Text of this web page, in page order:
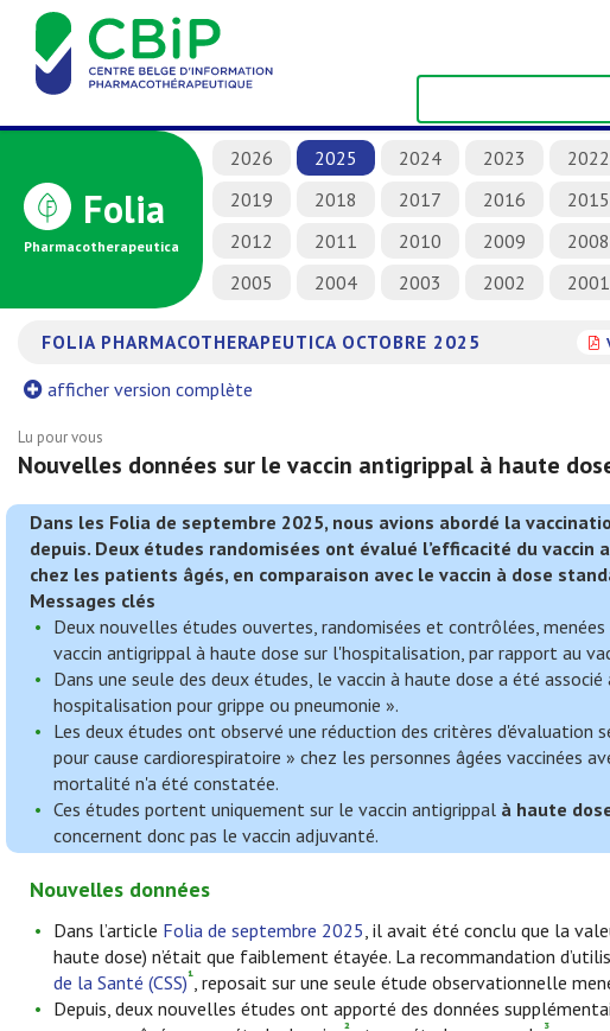
Folia
Pharmacotherapeutica
2026 2025 2024 2023 2022
2019
2018 2017 2016 2015
2012
2011 2010 2009 2008
2005
2004 2003 2002 2001
FOLIA PHARMACOTHERAPEUTICA OCTOBRE 2025
afficher version complète
Lu pour vous
Nouvelles données sur le vaccin antigrippal à haute
Dans les Folia de septembre 2025, nous avions abordé la
depuis. Deux études randomisées ont évalué l’efficacité du
chez les patients âgés, en comparaison avec le vaccin à dose
Messages clés
Deux nouvelles études ouvertes, randomisées et contrôlées,
vaccin antigrippal à haute dose sur l'hospitalisation, par rapport au
Dans une seule des deux études, le vaccin à haute dose a été
hospitalisation pour grippe ou pneumonie ».
Les deux études ont observé une réduction des critères
pour cause cardiorespiratoire » chez les personnes âgées vaccinées
mortalité n'a été constatée.
Ces études portent uniquement sur le vaccin antigrippal à haute
concernent donc pas le vaccin adjuvanté.
Nouvelles données
Dans l’article Folia de septembre 2025, il avait été conclu que la
haute dose) n’était que faiblement étayée. La recommandation
de la Santé (CSS)¹, reposait sur une seule étude observationnelle
Depuis, deux nouvelles études ont apporté des données